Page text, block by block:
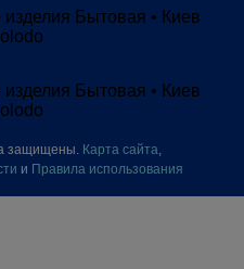
защищены. Карта сайта,
и Правила использования